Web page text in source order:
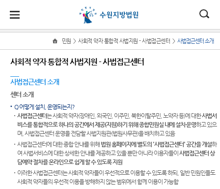
법원
소개
법원장
연혁
조직 및
전화번
호
재판개
정 및
지원
소개
성남지
여주지
원
평택지
원
안산지
원
소식
새소식
우리법
원 주요
판결
포토뉴
스
사이버
홍보관
민원
사회적
약자 통
법
지원 -
사법접
근센터
민원안
내
자주묻
정보
사건검
색
판결서
사본 제
공신청
판결서
인터넷
열람
소통
법원에
바란다
칭찬합
니다
국민참
여 재판
안내
법원견
학
민원 > 사회적 약자 통합적 사법지원 - 사법접근센터 > 사법접근센터 소개
사회적 약자 통합적 사법지원 - 사법접근센터
사법접근센터 소개
센터 소개
Q 어떻게 설치, 운영되는지?
사법접근센터는 사회적 약자(장애인, 외국인, 이주민, 북한이탈주민, 노약자 등)에 대한사법서
비스를 통합적으로 하나의 공간에서 제공(지원)하기 위해 종합민원실 내에 설치·운영하고 있으
며, 사법접근센터 운영을 전담할 사법지원관(법원사무관)을 배치하고 있음
사법접근센터에 대한 종합 안내를 위해 법원 홈페이지에 별도의 '사법접근센터' 공간을 개설하
여 사법서비스에 대한 상세한 안내를 제공하고 있을 뿐만 아니라 이용자들이사법접근센터 상
담예약 절차를 온라인으로 쉽게 할 수 있도록 지원
이러한 사법접근센터는 사회적 약자들이 우선적으로 이용할 수 있도록 하되, 일반 민원인들도
사회적 약자들의 우선적 이용을 방해하지 않는 범위에서 함께 이용이 가능함
원
소
개
원
소
식
민
원